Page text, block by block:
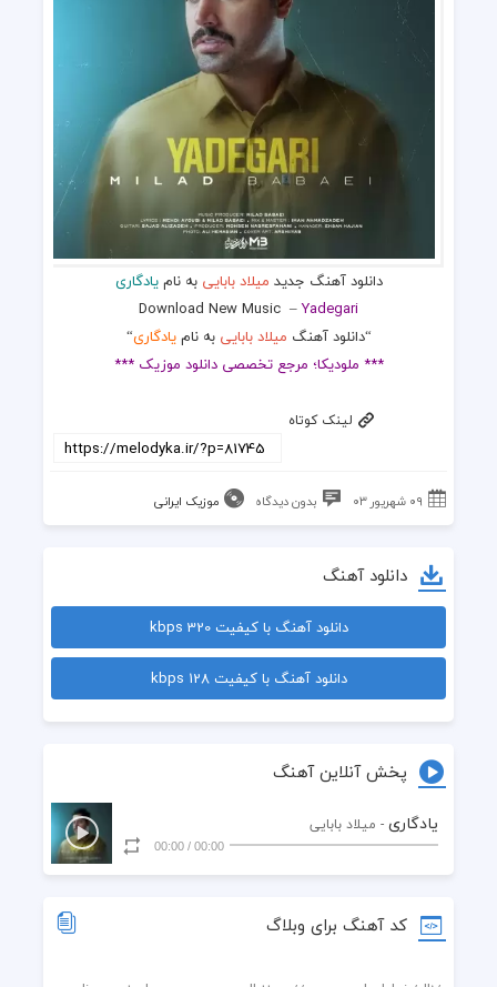
دانلود آهنگ جدید میلاد بابایی به نامیادگاری
Download New Music –Yadegari
“دانلود آهنگ میلاد بابایی به نامیادگاری“
*** ملودیکا؛ مرجع تخصصی دانلود موزیک ***
لینک کوتاه
۰۹ شهریور ۰۳ بدون دیدگاه موزیک ایرانی
دانلود آهنگ
دانلود آهنگ با کیفیت 320 kbps
دانلود آهنگ با کیفیت 128 kbps
پخش آنلاین آهنگ
یادگاری - میلاد بابایی
00:00
/
00:00
کد آهنگ برای وبلاگ